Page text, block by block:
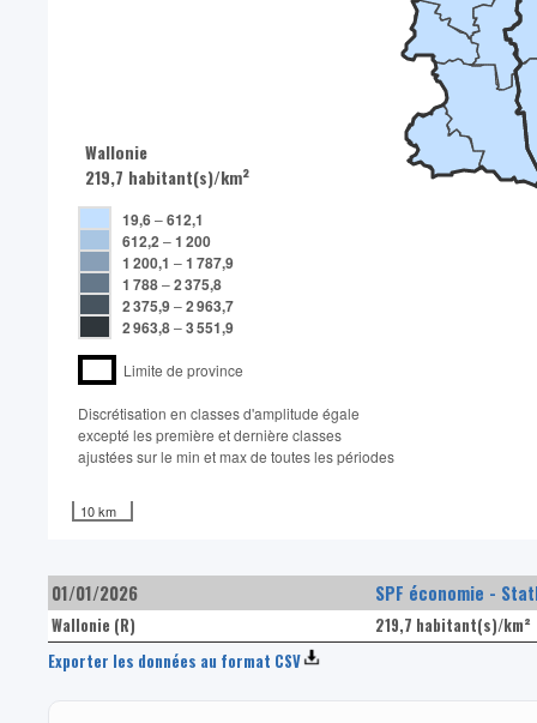
Wallonie
219,7 habitant(s)/km²
19,6–612,1
612,2 –1 200
1 200,1 –1 787,9
1 788–2 375,8
2 375,9–2 963,7
2 963,8–3 551,9
Limite de province
Discrétisation en classes d'amplitude égale​
excepté les première et dernière classes
ajustées sur le min et max de toutes les périodes
10 km
01/01/2026 SPF économie -
Wallonie (R)
219,7 habitant(s)/km²
Exporter les données au format CSV